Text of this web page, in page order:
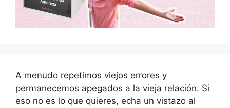
A menudo repetimos viejos errores y
permanecemos apegados a la vieja relación. Si
eso no es lo que quieres, echa un vistazo al